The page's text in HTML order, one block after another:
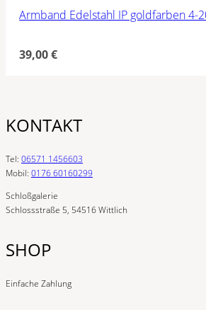
Armband Edelstahl IP goldfarben 4-
39,00€
KONTAKT
Tel: 06571 1456603
Mobil: 0176 60160299
Schloßgalerie
Schlossstraße 5, 54516 Wittlich
SHOP
Einfache Zahlung